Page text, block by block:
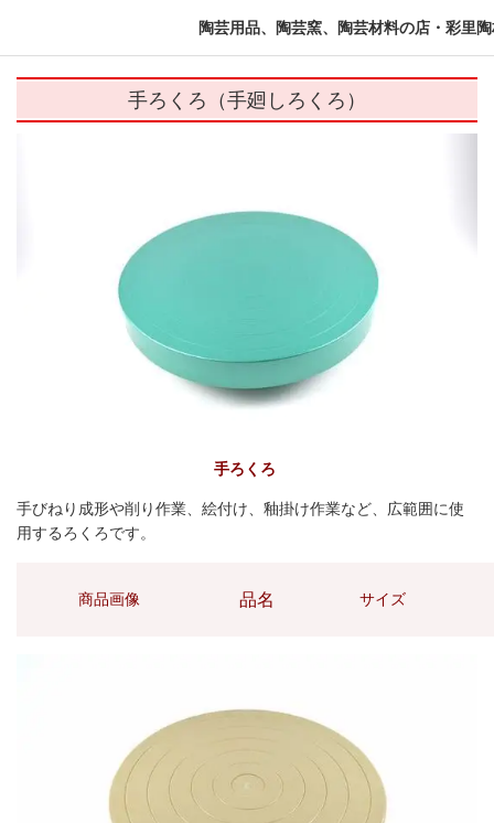
陶芸用品、陶芸窯、陶芸材料の店・彩里
手ろくろ（手廻しろくろ）
手ろくろ
手びねり成形や削り作業、絵付け、釉掛け作業など、広範囲に使
用するろくろです。
商品画像 品名 サイズ